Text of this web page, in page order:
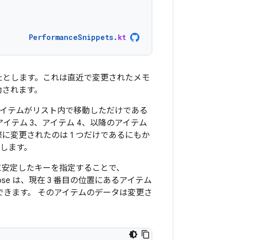
PerformanceSnippets. kt
します。これは直近で変更されたメモ
れます。
テムがリスト内で移動しただけである
テム 3、アイテム 4、以降のアイテム
変更されたのは 1 つだけであるにもか
ます。
定したキーを指定することで、
は、現在 3 番目の位置にあるアイテム
ます。 そのアイテムのデータは変更さ